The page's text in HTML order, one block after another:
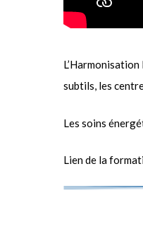
subtils, les
Les soins
Lien de la